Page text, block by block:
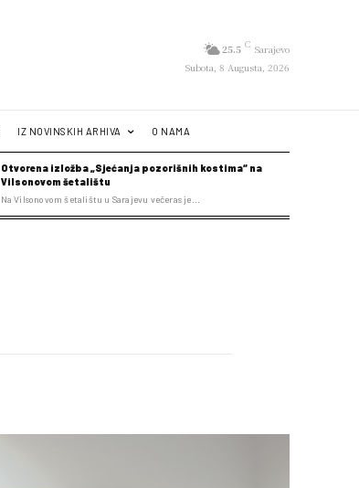
25.5 C Sarajevo
Subota, 8 Augusta, 2026
IZ NOVINSKIH ARHIVA O NAMA
Otvorena izložba „Sjećanja pozorišnih kostima“ na
Vilsonovom šetalištu
Na Vilsonovom šetalištu u Sarajevu večeras je...